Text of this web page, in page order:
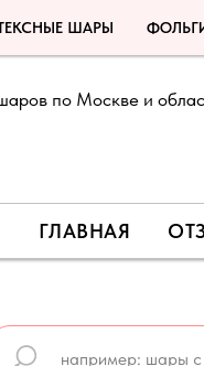
ШАРЫ
по Москве и
ГЛАВНАЯ